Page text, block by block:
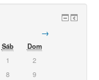
→
Sáb
Dom
1
2
8
9